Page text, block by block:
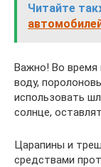
Читайте
Важно! Во время
воду,
использовать
солнце,
Царапины и
средствами